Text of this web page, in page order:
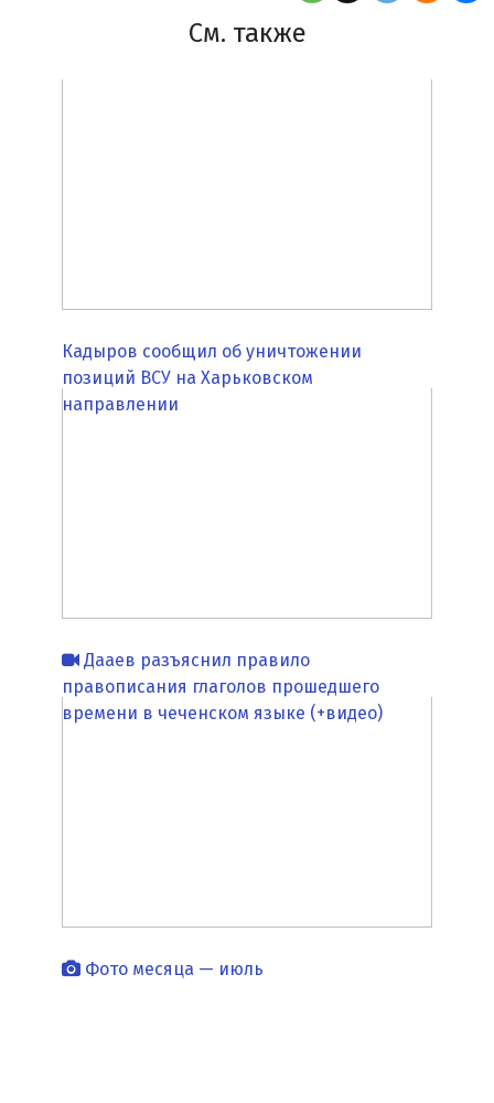
См. также
Кадыров сообщил об уничтожении
позиций ВСУ на Харьковском
направлении
Дааев разъяснил правило
правописания глаголов прошедшего
времени в чеченском языке (+видео)
Фото месяца — июль